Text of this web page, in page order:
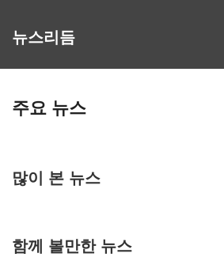
뉴스리듬
주요 뉴스
많이 본 뉴스
함께 볼만한 뉴스